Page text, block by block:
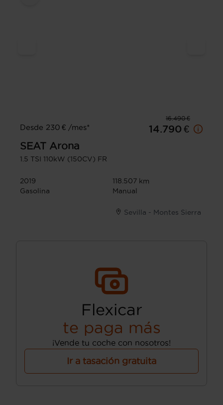
16.490 €
Desde 230 € /mes*
14.790 €
SEAT Arona
1.5 TSI 110kW (150CV) FR
2019
118.507 km
Gasolina
Manual
Sevilla - Montes Sierra
Flexicar
te paga más
¡Vende tu coche con nosotros!
Ir a tasación gratuita